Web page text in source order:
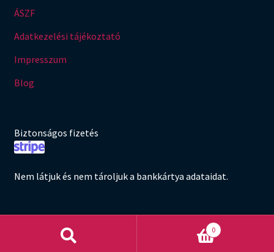
ÁSZF
Adatkezelési tájékoztató
Impresszum
Blog
Biztonságos fizetés
Nem látjuk és nem tároljuk a bankkártya adataidat.
0